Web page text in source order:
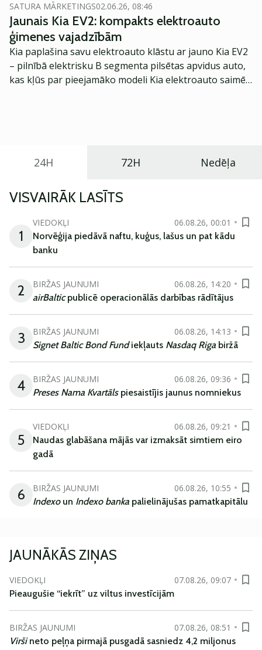
SATURA MĀRKETINGS02.06.26, 08:46
Jaunais Kia EV2: kompakts elektroauto
ģimenes vajadzībām
Kia paplašina savu elektroauto klāstu ar jauno Kia EV2
– pilnībā elektrisku B segmenta pilsētas apvidus auto,
kas kļūs par pieejamāko modeli Kia elektroauto saimē
24H 72H Nedēļa
VISVAIRĀK LASĪTS
1
VIEDOKĻI
06.08.26, 00:01
Norvēģija piedāvā naftu, kuģus, lašus un pat kādu
banku
2 BIRŽAS JAUNUMI
06.08.26, 14:20
airBalticpublicē operacionālās darbības rādītājus
3 BIRŽAS JAUNUMI
06.08.26, 14:13
Signet Baltic Bond Fundiekļauts Nasdaq Riga biržā
4 BIRŽAS JAUNUMI
06.08.26, 09:36
Preses Nama Kvartāls piesaistījis jaunus nomniekus
5
VIEDOKĻI
06.08.26, 09:21
Naudas glabāšana mājās var izmaksāt simtiem eiro
gadā
6 BIRŽAS JAUNUMI
06.08.26, 10:55
Indexoun Indexo banka palielinājušas pamatkapitālu
JAUNĀKĀS ZIŅAS
VIEDOKĻI
07.08.26, 09:07
Pieaugušie “iekrīt” uz viltus investīcijām
BIRŽAS JAUNUMI
07.08.26, 08:51
Viršineto peļņa pirmajā pusgadā sasniedz 4,2 miljonus